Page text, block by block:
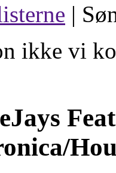
|
ikke vi